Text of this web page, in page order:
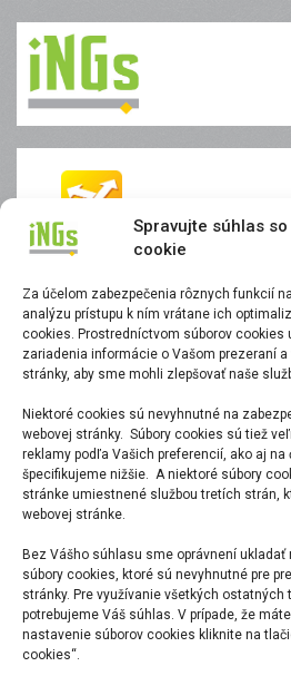
Spravujte súhlas
cookie
Za účelom zabezpečenia rôznych funkcií
analýzu prístupu k ním vrátane ich
cookies. Prostredníctvom súborov cookies
zariadenia informácie o Vašom prezeraní a
stránky, aby sme mohli zlepšovať naše
Niektoré cookies sú nevyhnutné na
webovej stránky. Súbory cookies sú tiež
reklamy podľa Vašich preferencií, ako aj na
špecifikujeme nižšie. A niektoré súbory
stránke umiestnené službou tretích strán,
webovej stránke.
Bez Vášho súhlasu sme oprávnení
súbory cookies, ktoré sú nevyhnutné pre
stránky. Pre využívanie všetkých ostatných
potrebujeme Váš súhlas. V prípade, že
nastavenie súborov cookies kliknite na
cookies“.
Management
ProjectWise Deliverables
Kategória:Správa dokumentácie,